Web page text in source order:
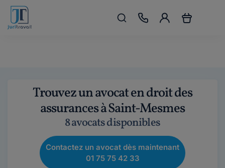
Trouvez un avocat en droit des
assurances à Saint-Mesmes
8 avocats disponibles
Contactez un avocat dès maintenant
01 75 75 42 33